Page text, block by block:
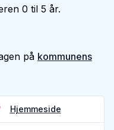
0 til 5 år.
på kommunens
Hjemmeside